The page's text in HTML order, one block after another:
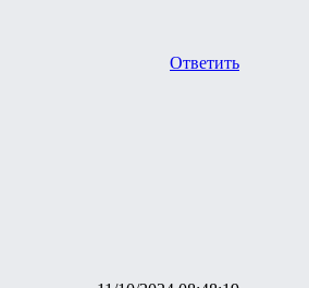
Ответить